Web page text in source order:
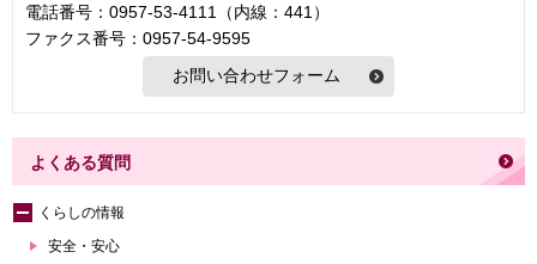
電話番号：0957-53-4111（内線：441）
ファクス番号：0957-54-9595
よくある質問
くらしの情報
安全・安心